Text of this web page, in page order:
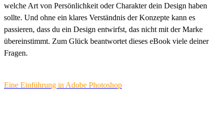
welche Art von Persönlichkeit oder Charakter dein Design haben
sollte. Und ohne ein klares Verständnis der Konzepte kann es
passieren, dass du ein Design entwirfst, das nicht mit der Marke
übereinstimmt. Zum Glück beantwortet dieses eBook viele deiner
Fragen.
Eine Einführung in Adobe Photoshop